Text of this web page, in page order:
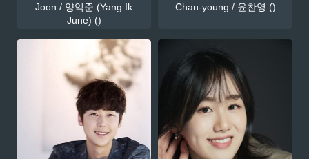
Joon / 양익준 (Yang Ik
June) ()
Chan-young / 윤찬영 ()